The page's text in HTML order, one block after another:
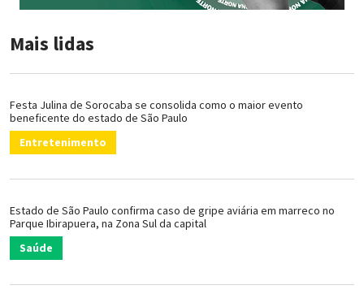
Mais lidas
Festa Julina de Sorocaba se consolida como o maior evento
beneficente do estado de São Paulo
Entretenimento
Estado de São Paulo confirma caso de gripe aviária em marreco no
Parque Ibirapuera, na Zona Sul da capital
Saúde